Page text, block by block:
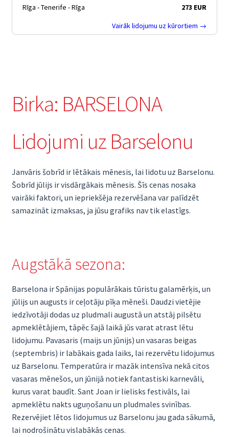
Rīga - Tenerife - Rīga
273 EUR
Vairāk lidojumu uz kūrortiem →
Birka: BARSELONA
Lidojumi uz Barselonu
Janvāris šobrīd ir lētākais mēnesis, lai lidotu uz Barselonu.
Šobrīd jūlijs ir visdārgākais mēnesis. Šīs cenas nosaka
vairāki faktori, un iepriekšēja rezervēšana var palīdzēt
samazināt izmaksas, ja jūsu grafiks nav tik elastīgs.
Augstākā sezona:
Barselona ir Spānijas populārākais tūristu galamērķis, un
jūlijs un augusts ir ceļotāju pīķa mēneši. Daudzi vietējie
iedzīvotāji dodas uz pludmali augustā un atstāj pilsētu
apmeklētājiem, tāpēc šajā laikā jūs varat atrast lētu
lidojumu. Pavasaris (maijs un jūnijs) un vasaras beigas
(septembris) ir labākais gada laiks, lai rezervētu lidojumus
uz Barselonu. Temperatūra ir mazāk intensīva nekā citos
vasaras mēnešos, un jūnijā notiek fantastiski karnevāli,
kurus varat baudīt. Sant Joan ir lielisks festivāls, lai
apmeklētu nakts uguņošanu un pludmales svinības.
Rezervējiet lētos lidojumus uz Barselonu jau gada sākumā,
lai nodrošinātu vislabākās cenas.